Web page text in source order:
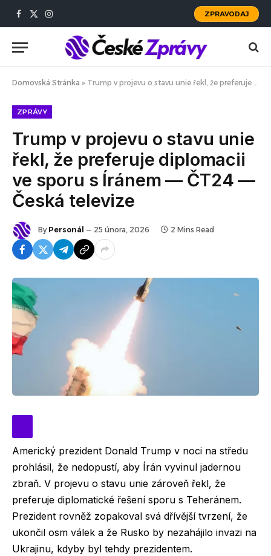
Facebook
X
Instagram
ZPRAVODAJ
Domovská Stránka » Trump v projevu o stavu unie řekl, že preferuje diplomacii ve sporu s Íránem — ČT24 — Česká televize
ZPRÁVY
Trump v projevu o stavu unie
řekl, že preferuje diplomacii
ve sporu s Íránem — ČT24 —
Česká televize
By Personál 25 února, 2026 2 Mins Read
Americký prezident Donald Trump v noci na středu
prohlásil, že nedopustí, aby Írán vyvinul jadernou
zbraň. V projevu o stavu unie zároveň řekl, že
preferuje diplomatické řešení sporu s Teheránem.
Prezident rovněž zopakoval svá dřívější tvrzení, že
ukončil osm válek a že Rusko by nezahájilo invazi na
Ukrajinu, kdyby byl tehdy prezidentem.